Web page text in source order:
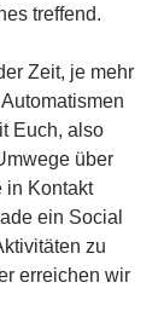
treffend.
Zeit, je mehr
Euch, also
über
in Kontakt
ein Social
zu
erreichen wir